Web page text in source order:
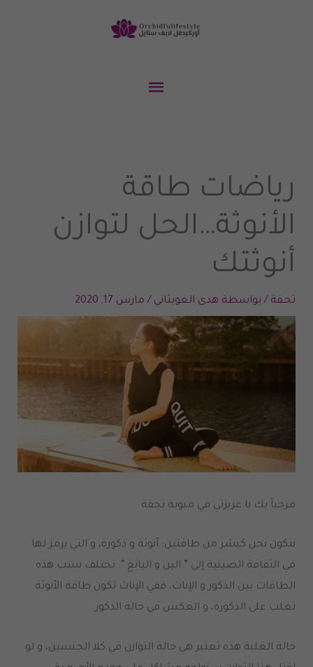
القائمة
رياضات طاقة
الأنوثة…الحل لتوازن
أنوثتك
تحـفة / بواسطة هدى العوبثاني/ مارس 17, 2020
مرحباً بك يا عزيزتي في مبوبة تحفة
نتكون نحن كبشر من طاقتين: أنوثة و ذكورة، و التي يرمز لها
في الثقافة الصينية إلى ” الين و اليانغ “. تختلف نسب هذه
الطاقات بين الذكور و الإناث، ففي الإناث تكون طاقة الأنوثة
تغلب على الذكورة، و العكس في حالة الذكور.
حالة الغلبة هذه تعتبر هي حالة التوازن في كلا الجنسين، و لو